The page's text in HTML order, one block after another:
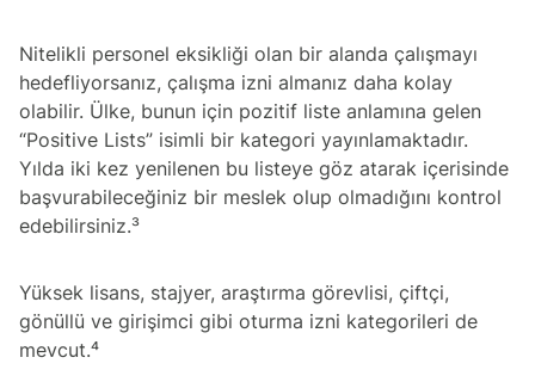
Nitelikli personel eksikliği olan bir alanda çalışmayı
hedefliyorsanız, çalışma izni almanız daha kolay
olabilir. Ülke, bunun için pozitif liste anlamına gelen
“Positive Lists” isimli bir kategori yayınlamaktadır.
Yılda iki kez yenilenen bu listeye göz atarak içerisinde
başvurabileceğiniz bir meslek olup olmadığını kontrol
edebilirsiniz.³
Yüksek lisans, stajyer, araştırma görevlisi, çiftçi,
gönüllü ve girişimci gibi oturma izni kategorileri de
mevcut.⁴